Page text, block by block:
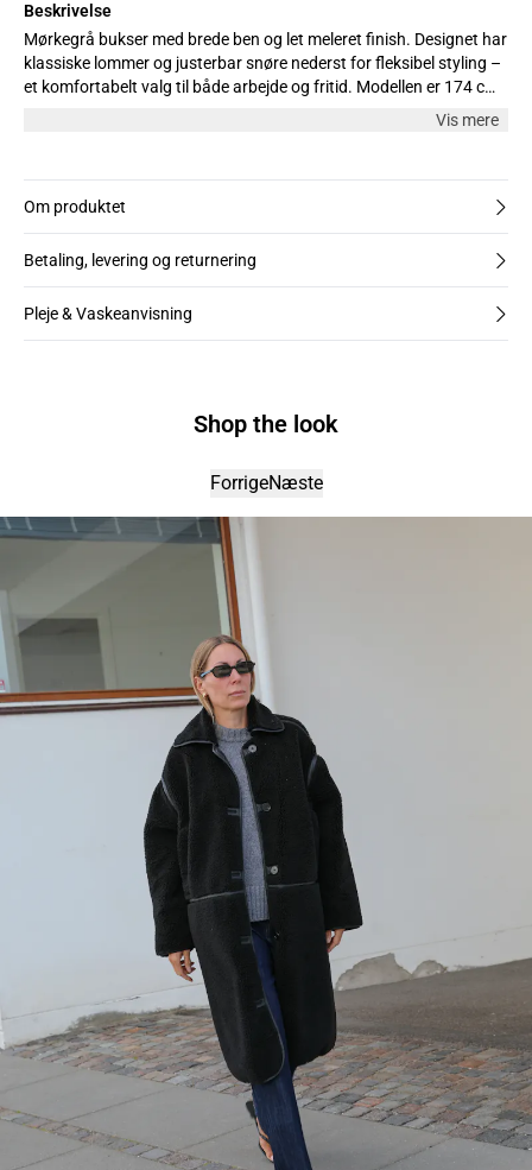
Beskrivelse
Mørkegrå bukser med brede ben og let meleret finish. Designet har
klassiske lommer og justerbar snøre nederst for fleksibel styling –
et komfortabelt valg til både arbejde og fritid. Modellen er 174 cm
Vis mere
Om produktet
Betaling, levering og returnering
Pleje & Vaskeanvisning
Shop the look
ForrigeNæste